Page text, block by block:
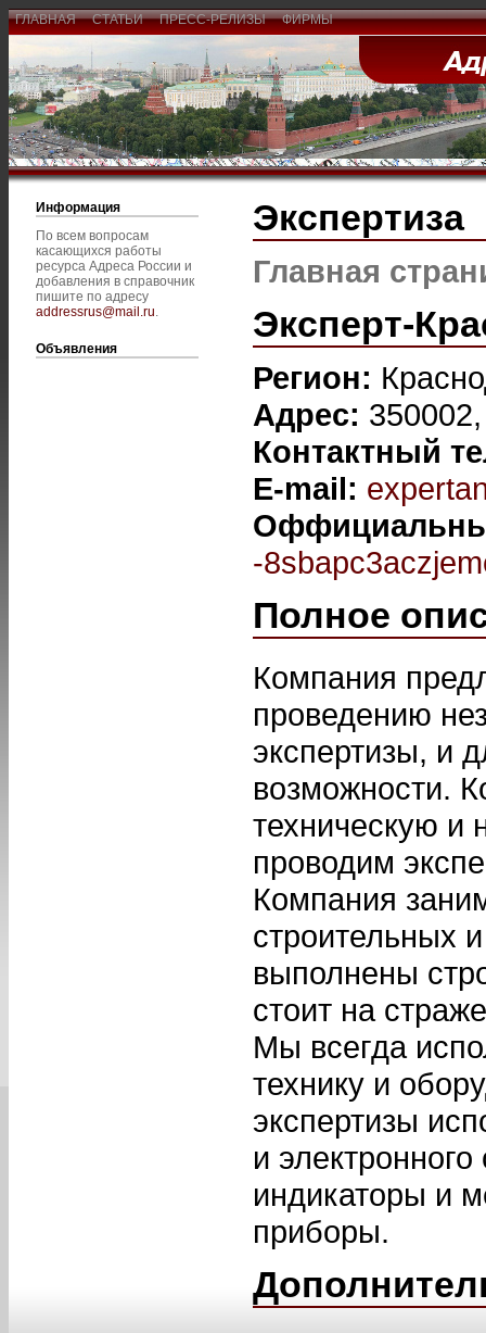
ГЛАВНАЯ СТАТЬИ ПРЕСС-РЕЛИЗЫ ФИРМЫ
Информация
По всем вопросам
касающихся работы
ресурса Адреса России и
добавления в справочник
пишите по адресу
addressrus@mail.ru.
Объявления
Экспертиза
Главная
Эксперт-
Регион:
Адрес:
Контактный
E-mail:
-
Полное
Компания
проведению
экспертизы, и
возможности.
техническую и
проводим
Компания
строительных
выполнены
стоит на
Мы всегда
технику и
экспертизы
и
индикаторы и
приборы.